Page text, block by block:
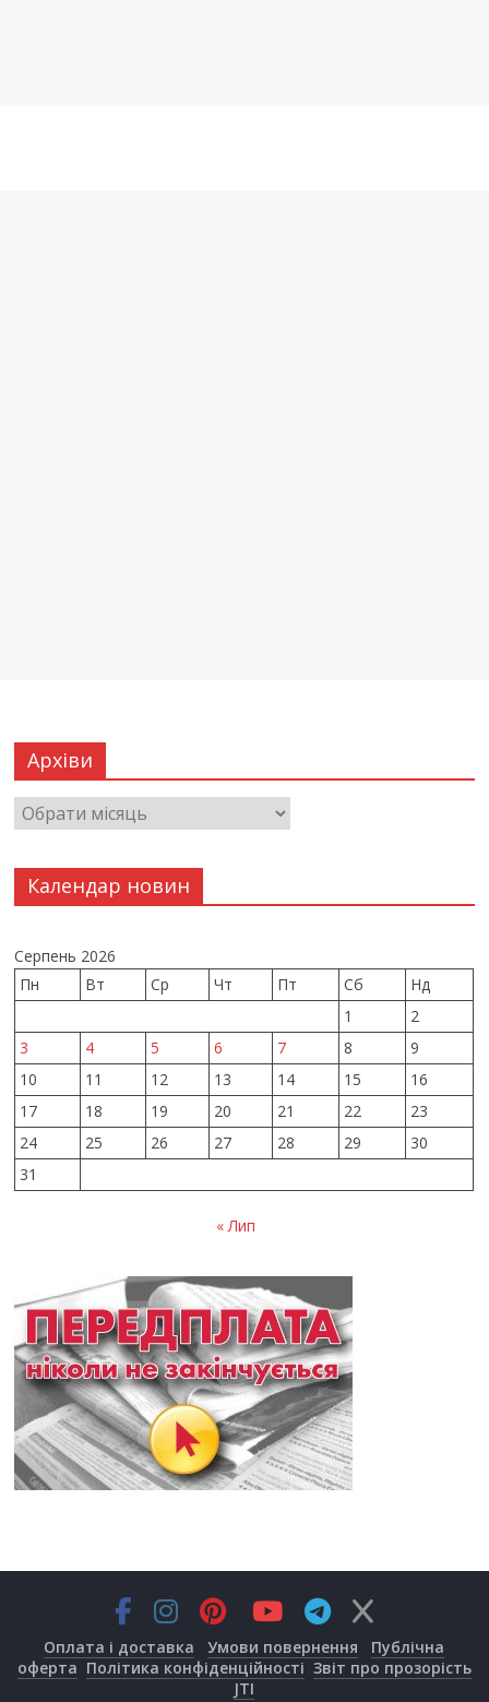
Архіви
Календар новин
Серпень 2026
Пн
Вт Ср Чт Пт Сб
Нд
1
2
3
4 5 6 7 8
9
10
11 12 13 14 15
16
17
18 19 20 21 22
23
24
25 26 27 28 29
30
31
« Лип
Оплата і доставка Умови повернення
Публічна
оферта Політика конфіденційності Звіт про прозорість
JTI